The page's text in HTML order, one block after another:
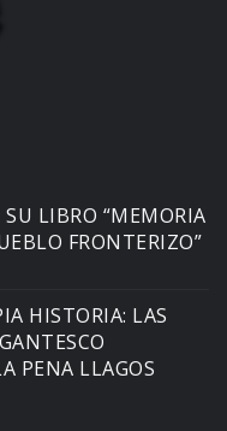
LIBRO “MEMORIA
FRONTERIZO”
HISTORIA: LAS
PENA LLAGOS